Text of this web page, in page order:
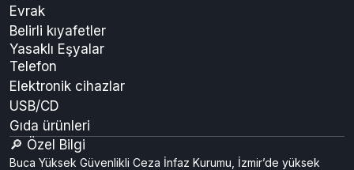
Evrak
Belirli kıyafetler
Yasaklı Eşyalar
Telefon
Elektronik cihazlar
USB/CD
Gıda ürünleri
🔎 Özel Bilgi
Buca Yüksek Güvenlikli Ceza İnfaz Kurumu, İzmir’de yüksek